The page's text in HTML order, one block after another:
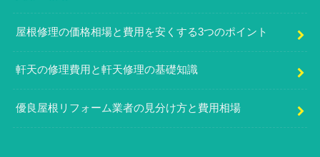
屋根修理の価格相場と費用を安くする3つのポイント
軒天の修理費用と軒天修理の基礎知識
優良屋根リフォーム業者の見分け方と費用相場